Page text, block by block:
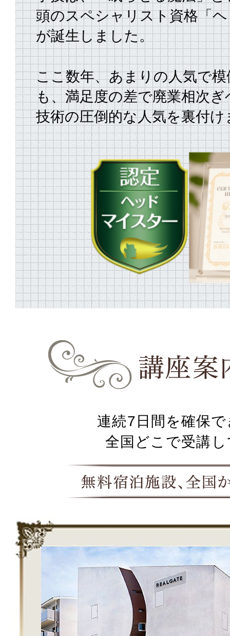
頭のスペシャリスト資格「
が誕生しました。
ここ数年、あまりの人気で
も、満足度の差で廃業相次
技術の圧倒的な人気を裏付け
連続7日間を確保
全国どこで受講